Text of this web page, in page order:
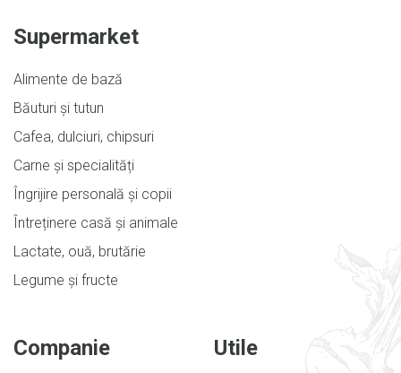
Supermarket
Alimente de bază
Băuturi și tutun
Cafea, dulciuri, chipsuri
Carne și specialități
Îngrijire personală și copii
Întreținere casă și animale
Lactate, ouă, brutărie
Legume și fructe
Companie Utile